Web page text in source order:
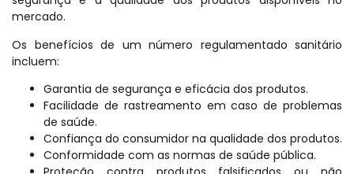
mercado.
Os benefícios de um número regulamentado sanitário
incluem:
Garantia de segurança e eficácia dos produtos.
Facilidade de rastreamento em caso de problemas
de saúde.
Confiança do consumidor na qualidade dos produtos.
Conformidade com as normas de saúde pública.